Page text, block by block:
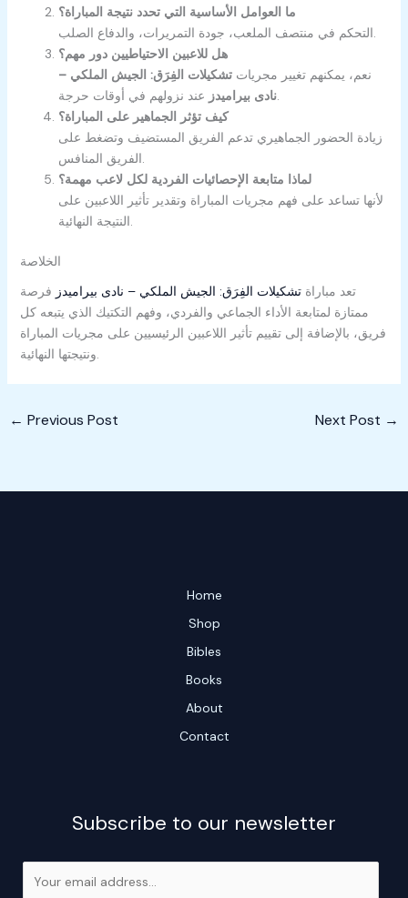
ما العوامل الأساسية التي تحدد نتيجة المباراة؟
التحكم في منتصف الملعب، جودة التمريرات، والدفاع الصلب.
هل للاعبين الاحتياطيين دور مهم؟
نعم، يمكنهم تغيير مجرياتتشكيلات الفِرَق: الجيش الملكي –
نادى بيراميدزعند نزولهم في أوقات حرجة.
كيف تؤثر الجماهير على المباراة؟
زيادة الحضور الجماهيري تدعم الفريق المستضيف وتضغط على
الفريق المنافس.
لماذا متابعة الإحصائيات الفردية لكل لاعب مهمة؟
لأنها تساعد على فهم مجريات المباراة وتقدير تأثير اللاعبين على
النتيجة النهائية.
الخلاصة
تعد مباراةتشكيلات الفِرَق: الجيش الملكي – نادى بيراميدز فرصة
ممتازة لمتابعة الأداء الجماعي والفردي، وفهم التكتيك الذي يتبعه كل
فريق، بالإضافة إلى تقييم تأثير اللاعبين الرئيسيين على مجريات المباراة
← Previous Post Next Post →
Home
Shop
Bibles
Books
About
Contact
Subscribe to our newsletter